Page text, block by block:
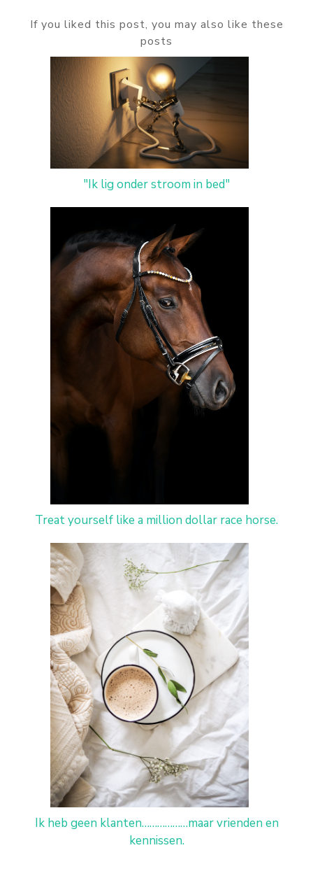
If you liked this post, you may also like these
posts
"Ik lig onder stroom in bed"
Treat yourself like a million dollar race horse.
Ik heb geen klanten………………maar vrienden en
kennissen.